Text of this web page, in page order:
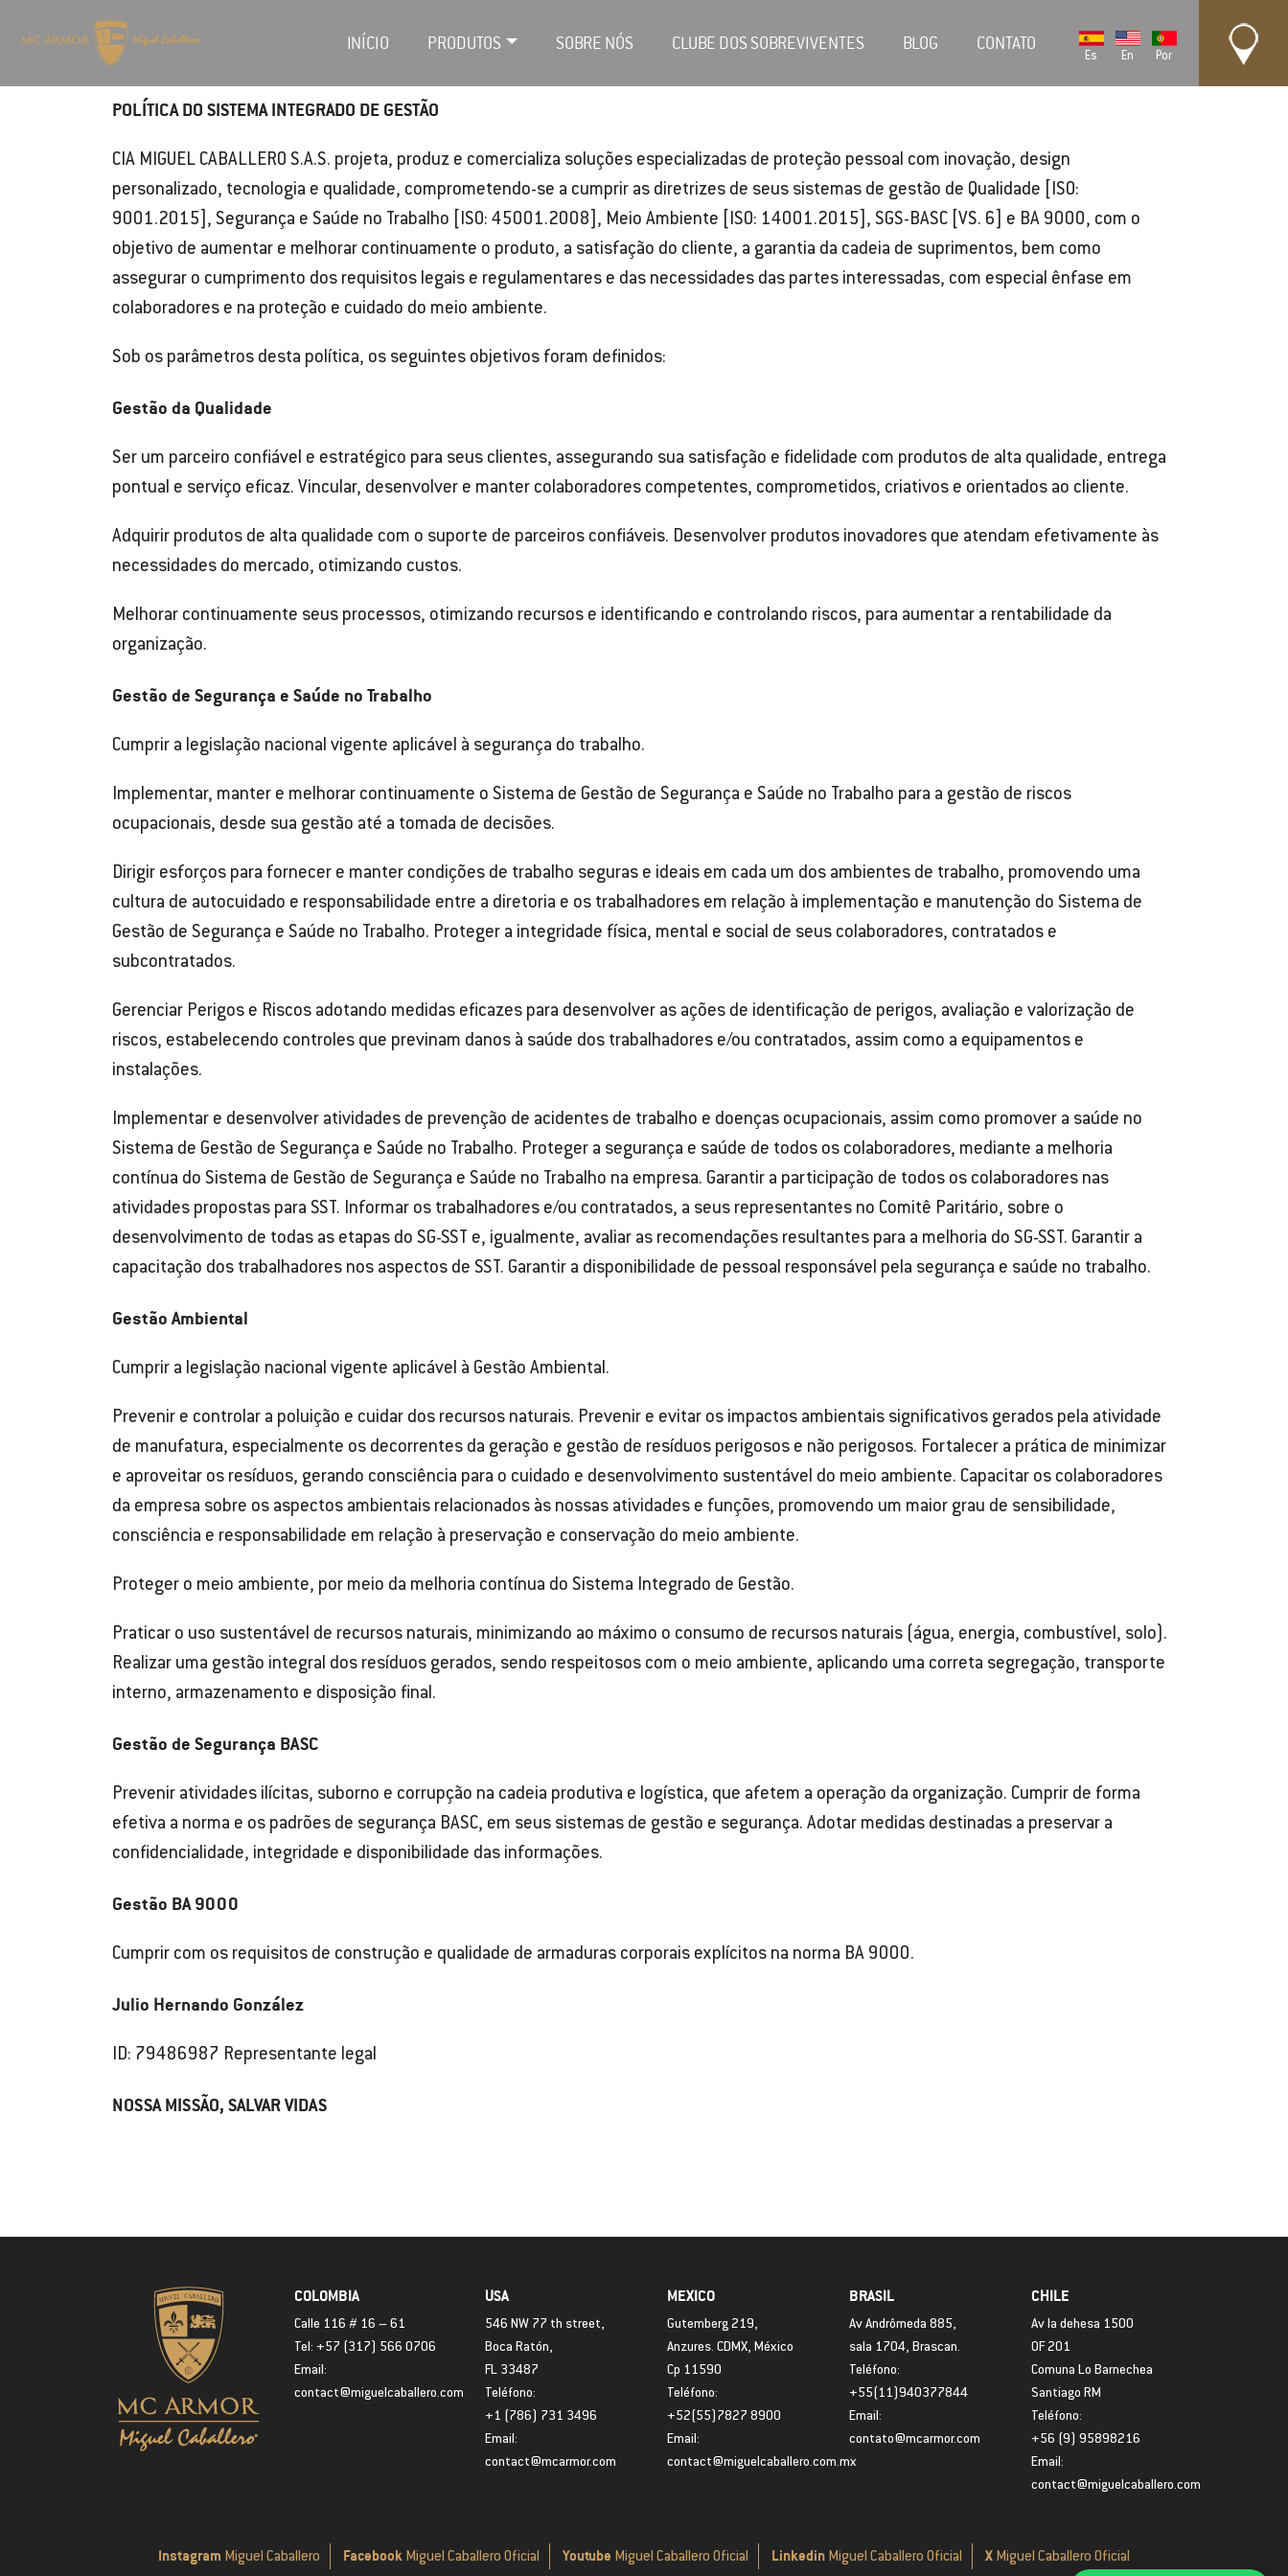
INÍCIO PRODUTOS SOBRE NÓS CLUBE DOS SOBREVIVENTES BLOG CONTATO
Es En Por
POLÍTICA DO SISTEMA INTEGRADO DE GESTÃO
CIA MIGUEL CABALLERO S.A.S. projeta, produz e comercializa soluções especializadas de proteção pessoal com inovação, design
personalizado, tecnologia e qualidade, comprometendo-se a cumprir as diretrizes de seus sistemas de gestão de Qualidade [ISO:
9001.2015], Segurança e Saúde no Trabalho [ISO: 45001.2008], Meio Ambiente [ISO: 14001.2015], SGS-BASC [VS. 6] e BA 9000, com o
objetivo de aumentar e melhorar continuamente o produto, a satisfação do cliente, a garantia da cadeia de suprimentos, bem como
assegurar o cumprimento dos requisitos legais e regulamentares e das necessidades das partes interessadas, com especial ênfase em
colaboradores e na proteção e cuidado do meio ambiente.
Sob os parâmetros desta política, os seguintes objetivos foram definidos:
Gestão da Qualidade
Ser um parceiro confiável e estratégico para seus clientes, assegurando sua satisfação e fidelidade com produtos de alta qualidade, entrega
pontual e serviço eficaz. Vincular, desenvolver e manter colaboradores competentes, comprometidos, criativos e orientados ao cliente.
Adquirir produtos de alta qualidade com o suporte de parceiros confiáveis. Desenvolver produtos inovadores que atendam efetivamente às
necessidades do mercado, otimizando custos.
Melhorar continuamente seus processos, otimizando recursos e identificando e controlando riscos, para aumentar a rentabilidade da
organização.
Gestão de Segurança e Saúde no Trabalho
Cumprir a legislação nacional vigente aplicável à segurança do trabalho.
Implementar, manter e melhorar continuamente o Sistema de Gestão de Segurança e Saúde no Trabalho para a gestão de riscos
ocupacionais, desde sua gestão até a tomada de decisões.
Dirigir esforços para fornecer e manter condições de trabalho seguras e ideais em cada um dos ambientes de trabalho, promovendo uma
cultura de autocuidado e responsabilidade entre a diretoria e os trabalhadores em relação à implementação e manutenção do Sistema de
Gestão de Segurança e Saúde no Trabalho. Proteger a integridade física, mental e social de seus colaboradores, contratados e
subcontratados.
Gerenciar Perigos e Riscos adotando medidas eficazes para desenvolver as ações de identificação de perigos, avaliação e valorização de
riscos, estabelecendo controles que previnam danos à saúde dos trabalhadores e/ou contratados, assim como a equipamentos e
instalações.
Implementar e desenvolver atividades de prevenção de acidentes de trabalho e doenças ocupacionais, assim como promover a saúde no
Sistema de Gestão de Segurança e Saúde no Trabalho. Proteger a segurança e saúde de todos os colaboradores, mediante a melhoria
contínua do Sistema de Gestão de Segurança e Saúde no Trabalho na empresa. Garantir a participação de todos os colaboradores nas
atividades propostas para SST. Informar os trabalhadores e/ou contratados, a seus representantes no Comitê Paritário, sobre o
desenvolvimento de todas as etapas do SG-SST e, igualmente, avaliar as recomendações resultantes para a melhoria do SG-SST. Garantir a
capacitação dos trabalhadores nos aspectos de SST. Garantir a disponibilidade de pessoal responsável pela segurança e saúde no trabalho.
Gestão Ambiental
Cumprir a legislação nacional vigente aplicável à Gestão Ambiental.
Prevenir e controlar a poluição e cuidar dos recursos naturais. Prevenir e evitar os impactos ambientais significativos gerados pela atividade
de manufatura, especialmente os decorrentes da geração e gestão de resíduos perigosos e não perigosos. Fortalecer a prática de minimizar
e aproveitar os resíduos, gerando consciência para o cuidado e desenvolvimento sustentável do meio ambiente. Capacitar os colaboradores
da empresa sobre os aspectos ambientais relacionados às nossas atividades e funções, promovendo um maior grau de sensibilidade,
consciência e responsabilidade em relação à preservação e conservação do meio ambiente.
Proteger o meio ambiente, por meio da melhoria contínua do Sistema Integrado de Gestão.
Praticar o uso sustentável de recursos naturais, minimizando ao máximo o consumo de recursos naturais (água, energia, combustível, solo).
Realizar uma gestão integral dos resíduos gerados, sendo respeitosos com o meio ambiente, aplicando uma correta segregação, transporte
interno, armazenamento e disposição final.
Gestão de Segurança BASC
Prevenir atividades ilícitas, suborno e corrupção na cadeia produtiva e logística, que afetem a operação da organização. Cumprir de forma
efetiva a norma e os padrões de segurança BASC, em seus sistemas de gestão e segurança. Adotar medidas destinadas a preservar a
confidencialidade, integridade e disponibilidade das informações.
Gestão BA 9000
Cumprir com os requisitos de construção e qualidade de armaduras corporais explícitos na norma BA 9000.
Julio Hernando González
ID: 79486987 Representante legal
NOSSA MISSÃO, SALVAR VIDAS
COLOMBIA
Calle 116 # 16 – 61
Tel: +57 (317) 566 0706
Email:
contact@miguelcaballero.com
USA
546 NW 77 th street,
Boca Ratón,
FL 33487
Teléfono:
+1 (786) 731 3496
Email:
contact@mcarmor.com
MEXICO
Gutemberg 219,
Anzures. CDMX, México
Cp 11590
Teléfono:
+52(55)7827 8900
Email:
contact@miguelcaballero.com.mx
BRASIL
Av Andrômeda 885,
sala 1704, Brascan.
Teléfono:
+55(11)940377844
Email:
contato@mcarmor.com
CHILE
Av la dehesa 1500
OF 201
Comuna Lo Barnechea
Santiago RM
Teléfono:
+56 (9) 95898216
Email:
contact@miguelcaballero.com
Instagram Miguel Caballero Facebook Miguel Caballero Oficial Youtube Miguel Caballero Oficial Linkedin Miguel Caballero Oficial X Miguel Caballero Oficial